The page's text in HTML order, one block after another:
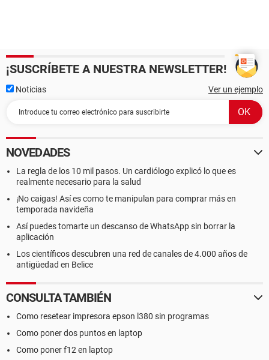
¡SUSCRÍBETE A NUESTRA NEWSLETTER!
Noticias Ver un ejemplo
NOVEDADES
La regla de los 10 mil pasos. Un cardiólogo explicó lo que es
realmente necesario para la salud
¡No caigas! Así es como te manipulan para comprar más en
temporada navideña
Así puedes tomarte un descanso de WhatsApp sin borrar la
aplicación
Los científicos descubren una red de canales de 4.000 años de
antigüedad en Belice
CONSULTA TAMBIÉN
Como resetear impresora epson l380 sin programas
Como poner dos puntos en laptop
Como poner f12 en laptop